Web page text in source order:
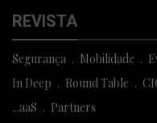
REVISTA
Segurança Mobilidade
In Deep
Round Table
...aaS
Partners